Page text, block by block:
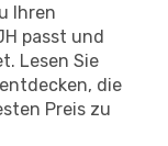
Ihren
passt und
Lesen Sie
die
Preis zu